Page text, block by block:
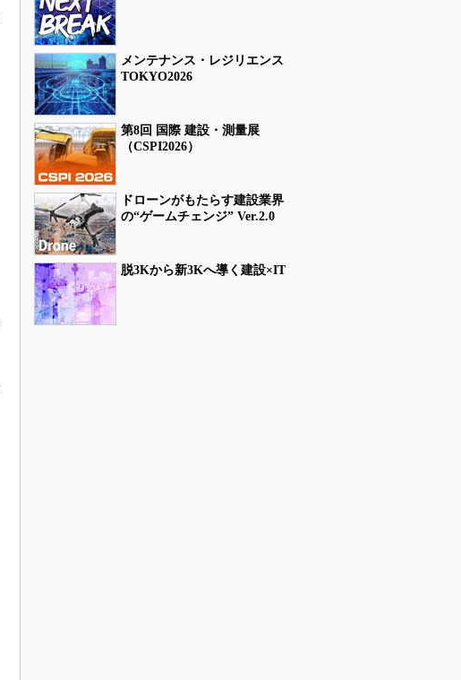
メンテナンス・レジリエンス
TOKYO2026
第8回 国際 建設・測量展
（CSPI2026）
ドローンがもたらす建設業界
の“ゲームチェンジ” Ver.2.0
脱3Kから新3Kへ導く建設×IT